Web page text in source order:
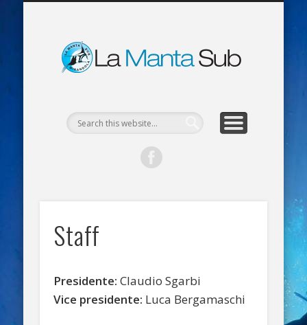
Staff
Presidente: Claudio Sgarbi
Vice presidente: Luca Bergamaschi